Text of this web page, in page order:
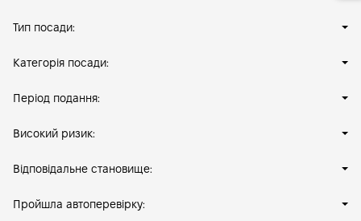
Тип посади:
Категорія посади:
Період подання:
Високий ризик:
Відповідальне становище:
Пройшла автоперевірку: